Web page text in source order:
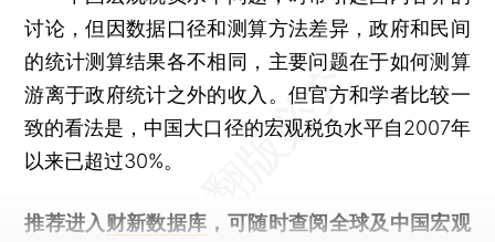
讨论，但因数据口径和测算方法差异，政府和民间
的统计测算结果各不相同，主要问题在于如何测算
游离于政府统计之外的收入。但官方和学者比较一
致的看法是，中国大口径的宏观税负水平自2007年
以来已超过30%。
推荐进入 财新数据库 ，可随时查阅全球及中国宏观